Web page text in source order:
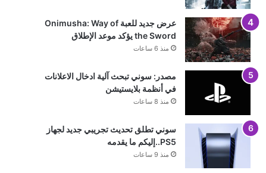
عرض جديد للعبة Onimusha: Way of
the Sword يؤكد موعد الإطلاق
منذ 6 ساعات
مصدر: سوني تبحث آلية ادخال الاعلانات
في أنظمة بلايستيشن
منذ 8 ساعات
سوني تطلق تحديث تجريبي جديد لجهاز
PS5..إليكم ما يقدمه
منذ 9 ساعات